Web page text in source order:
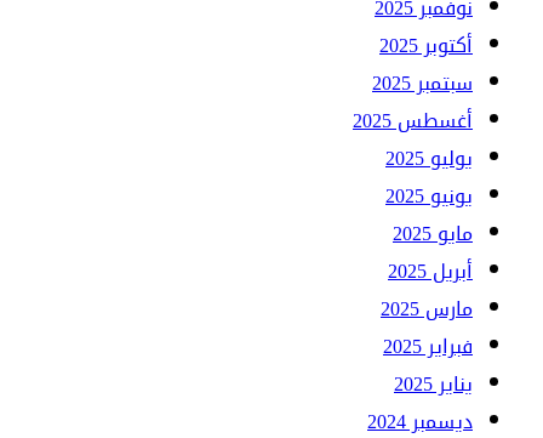
أكتوبر 2025
سبتمبر 2025
أغسطس 2025
يوليو 2025
يونيو 2025
مايو 2025
أبريل 2025
مارس 2025
فبراير 2025
يناير 2025
ديسمبر 2024